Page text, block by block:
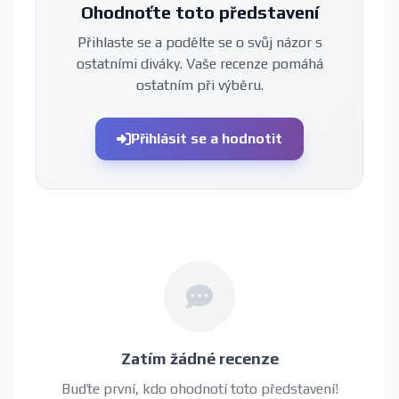
Ohodnoťte toto představení
Přihlaste se a podělte se o svůj názor s
ostatními diváky. Vaše recenze pomáhá
ostatním při výběru.
Přihlásit se a hodnotit
Zatím žádné recenze
Buďte první, kdo ohodnotí toto představení!